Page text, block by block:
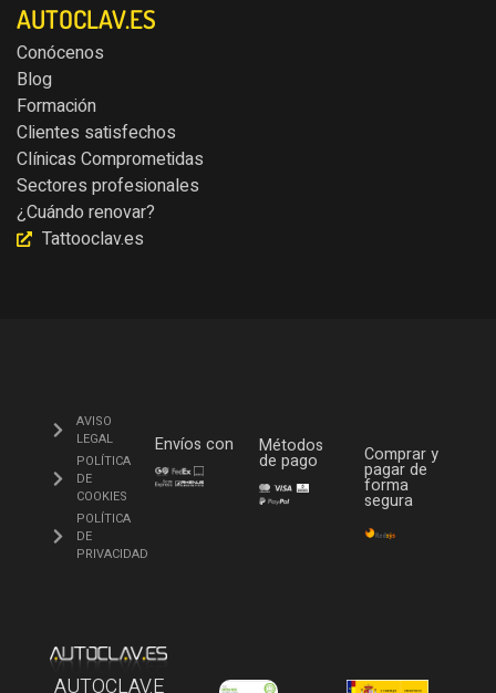
AUTOCLAV.ES
Conócenos
Blog
Formación
Clientes satisfechos
Clínicas Comprometidas
Sectores profesionales
¿Cuándo renovar?
Tattooclav.es
AVISO
LEGAL
POLÍTICA
DE
COOKIES
POLÍTICA
DE
PRIVACIDAD
Envíos con Métodos
de pago Comprar y
pagar de
forma
segura
AUTOCLAV.E